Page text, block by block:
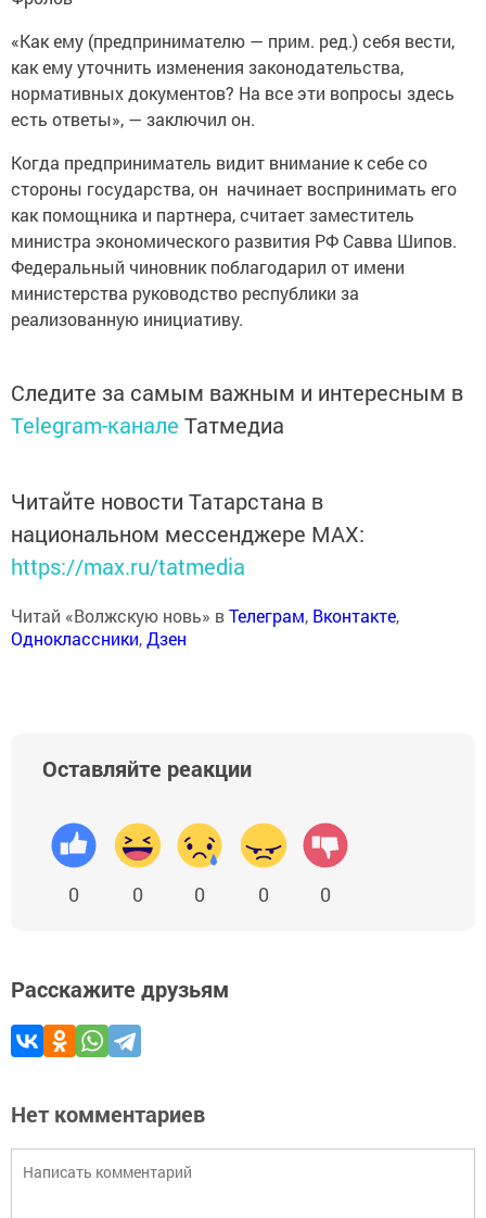
«Как ему (предпринимателю — прим. ред.) себя вести,
как ему уточнить изменения законодательства,
нормативных документов? На все эти вопросы здесь
есть ответы», — заключил он.
Когда предприниматель видит внимание к себе со
стороны государства, он начинает воспринимать его
как помощника и партнера, считает заместитель
министра экономического развития РФ Савва Шипов.
Федеральный чиновник поблагодарил от имени
министерства руководство республики за
реализованную инициативу.
Следите за самым важным и интересным в
Telegram-канале Татмедиа
Читайте новости Татарстана в
национальном мессенджере MАХ:
https://max.ru/tatmedia
Читай «Волжскую новь» вТелеграм, Вконтакте,
Одноклассники,Дзен
Оставляйте реакции
0 0 0 0 0
Расскажите друзьям
Нет комментариев